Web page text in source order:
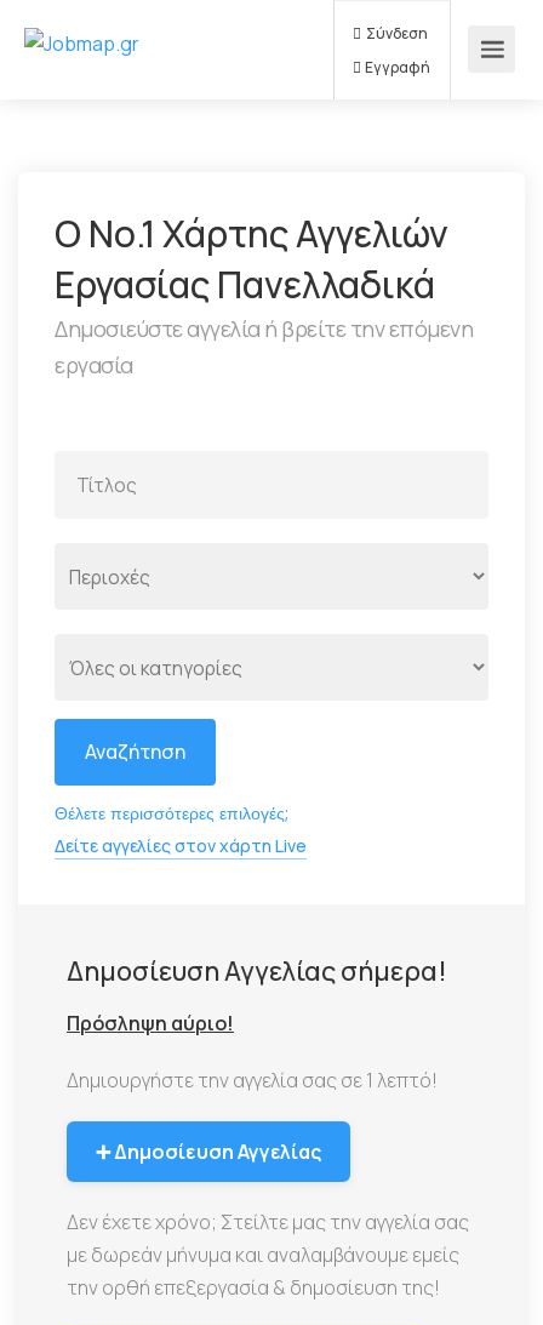
Σύνδεση
Εγγραφή
Ο Νο.1 Χάρτης Αγγελιών
Εργασίας Πανελλαδικά
Δημοσιεύστε αγγελία ή βρείτε την επόμενη
εργασία
Αναζήτηση
Θέλετε περισσότερες επιλογές;
Δείτε αγγελίες στον χάρτη Live
Δημοσίευση Αγγελίας σήμερα!
Πρόσληψη αύριο!
Δημιουργήστε την αγγελία σας σε 1 λεπτό!
➕ Δημοσίευση Αγγελίας
Δεν έχετε χρόνο; Στείλτε μας την αγγελία σας
με δωρεάν μήνυμα και αναλαμβάνουμε εμείς
την ορθή επεξεργασία & δημοσίευση της!